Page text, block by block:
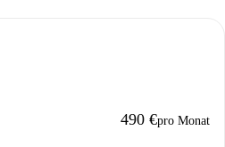
490 €pro Monat